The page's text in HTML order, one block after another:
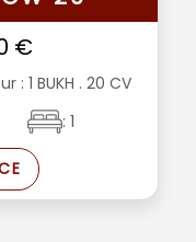
€
: 1 BUKH . 20 CV
: 1